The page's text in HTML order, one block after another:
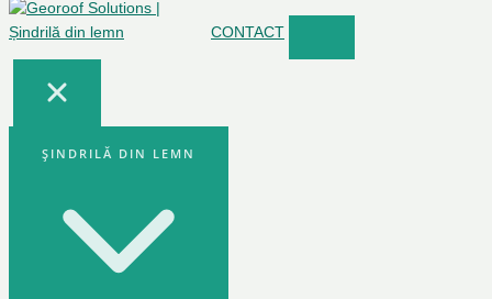
CONTACT
ȘINDRILĂ DIN LEMN